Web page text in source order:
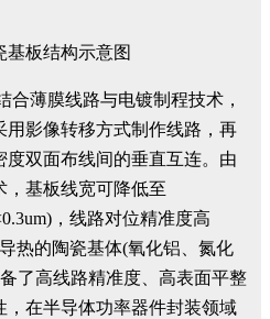
基板结构示意图
合薄膜线路与电镀制程技术，
影像转移方式制作线路，再
双面布线间的垂直互连。由
，基板线宽可降低至
，线路对位精准度高
热的陶瓷基体(氧化铝、氮化
了高线路精准度、高表面平整
，在半导体功率器件封装领域